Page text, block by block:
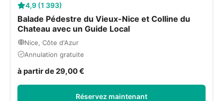
4,9 (1 393)
Balade Pédestre du Vieux-Nice et Colline du
Chateau avec un Guide Local
Nice, Côte d'Azur
Annulation gratuite
à partir de 29,00 €
Réservez maintenant